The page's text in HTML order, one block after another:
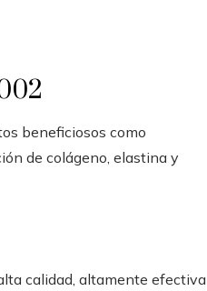
beneficiosos como
de colágeno, elastina y
calidad, altamente efectiva